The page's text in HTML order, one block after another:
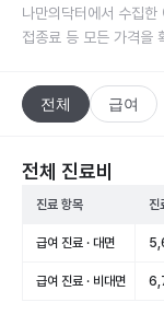
나만의닥터에서 수집한
접종료 등 모든 가격을
전체 급여
전체 진료비
진료 항목 진
급여 진료 · 대면
급여 진료 · 비대면